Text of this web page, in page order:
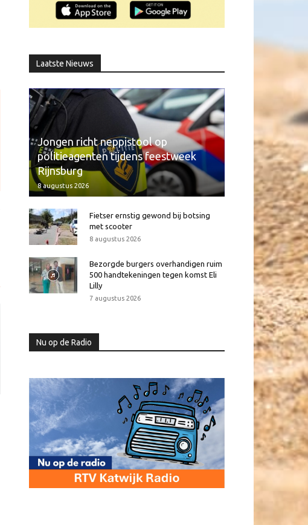
Laatste Nieuws
Jongen richt neppistool op
politieagenten tijdens feestweek
Rijnsburg
8 augustus 2026
Fietser ernstig gewond bij botsing
met scooter
8 augustus 2026
Bezorgde burgers overhandigen ruim
500 handtekeningen tegen komst Eli
Lilly
7 augustus 2026
Nu op de Radio